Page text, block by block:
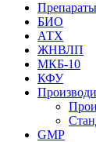
Препараты
БИО
АТХ
ЖНВЛП
МКБ-10
КФУ
GMP